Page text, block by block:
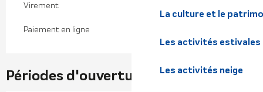
La culture et le
Les activités estivales
Les activités neige
Virement
Paiement en ligne
Périodes d'ouverture